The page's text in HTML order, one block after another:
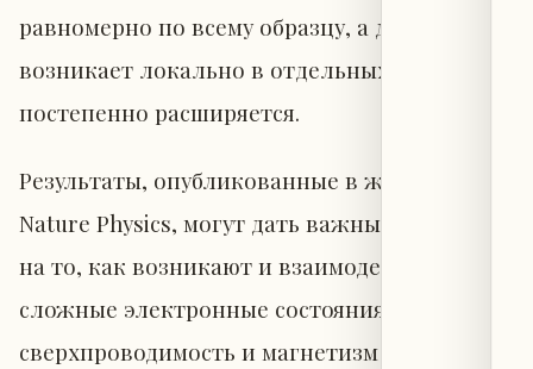
равномерно по всему образцу, а другая
возникает локально в отдельных областях и
постепенно расширяется.
Результаты, опубликованные в журнале
Nature Physics, могут дать важные указания
на то, как возникают и взаимодействуют
сложные электронные состояния — включая
сверхпроводимость и магнетизм — в